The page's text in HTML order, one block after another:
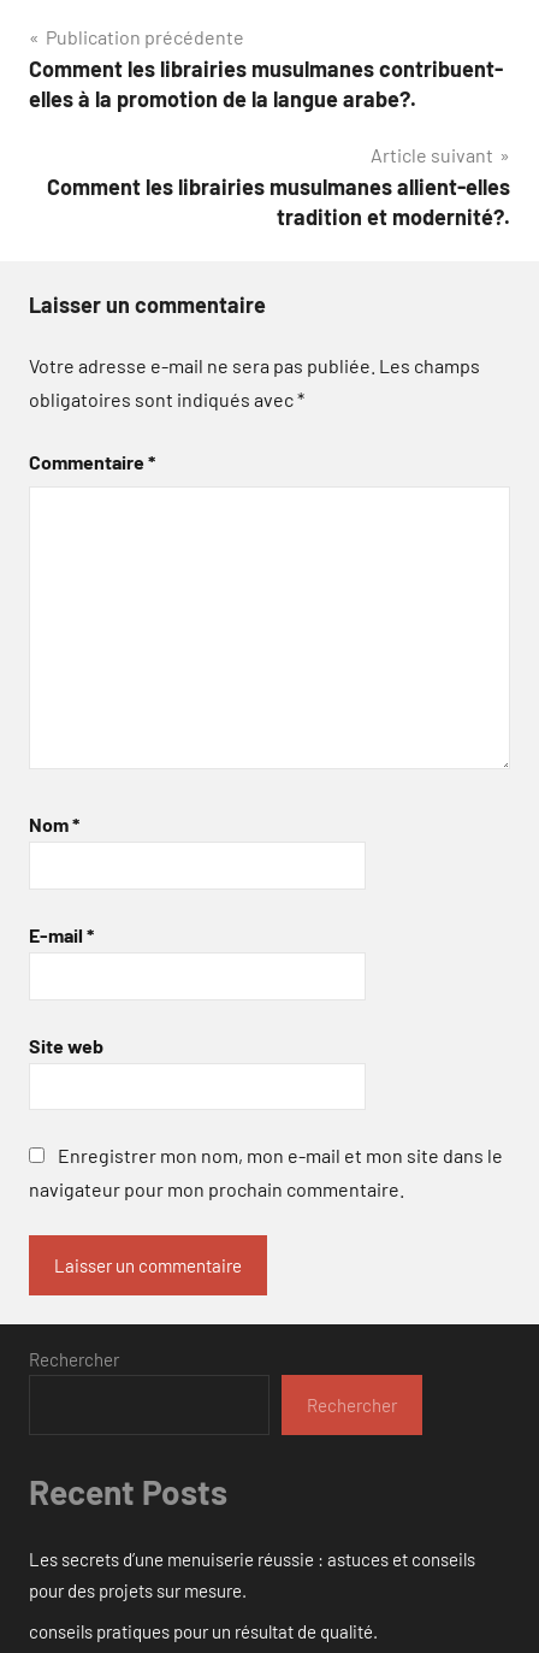
Navigation
de
Publication précédente
Comment les librairies musulmanes contribuent-
elles à la promotion de la langue arabe?.
Article suivant
Comment les librairies musulmanes allient-elles
tradition et modernité?.
Laisser un commentaire
Votre adresse e-mail ne sera pas publiée. Les champs
obligatoires sont indiqués avec*
Commentaire*
Nom*
E-mail *
Site web
Enregistrer mon nom, mon e-mail et mon site dans le
navigateur pour mon prochain commentaire.
Rechercher
Rechercher
Recent Posts
Les secrets d’une menuiserie réussie : astuces et conseils
pour des projets sur mesure.
conseils pratiques pour un résultat de qualité.